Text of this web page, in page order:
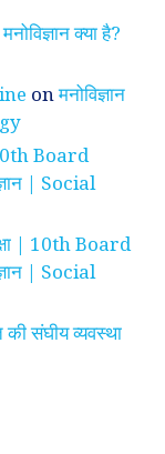
मनोविज्ञान क्या है?
onमनोविज्ञान
Board
| Social
| 10th Board
| Social
की संघीय व्यवस्था